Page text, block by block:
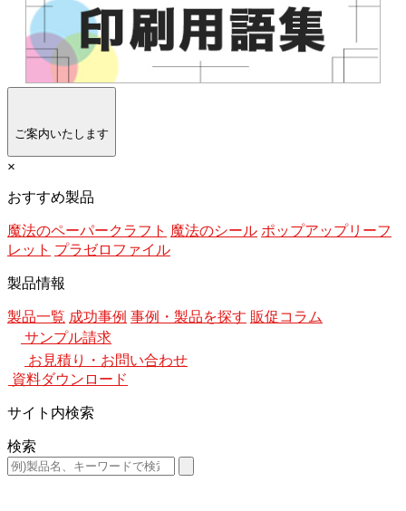
ご案内いたします
×
おすすめ製品
魔法のペーパークラフト 魔法のシール ポップアップリーフ
レット プラゼロファイル
製品情報
製品一覧 成功事例 事例・製品を探す 販促コラム
サンプル請求
お見積り・お問い合わせ
資料ダウンロード
サイト内検索
検索